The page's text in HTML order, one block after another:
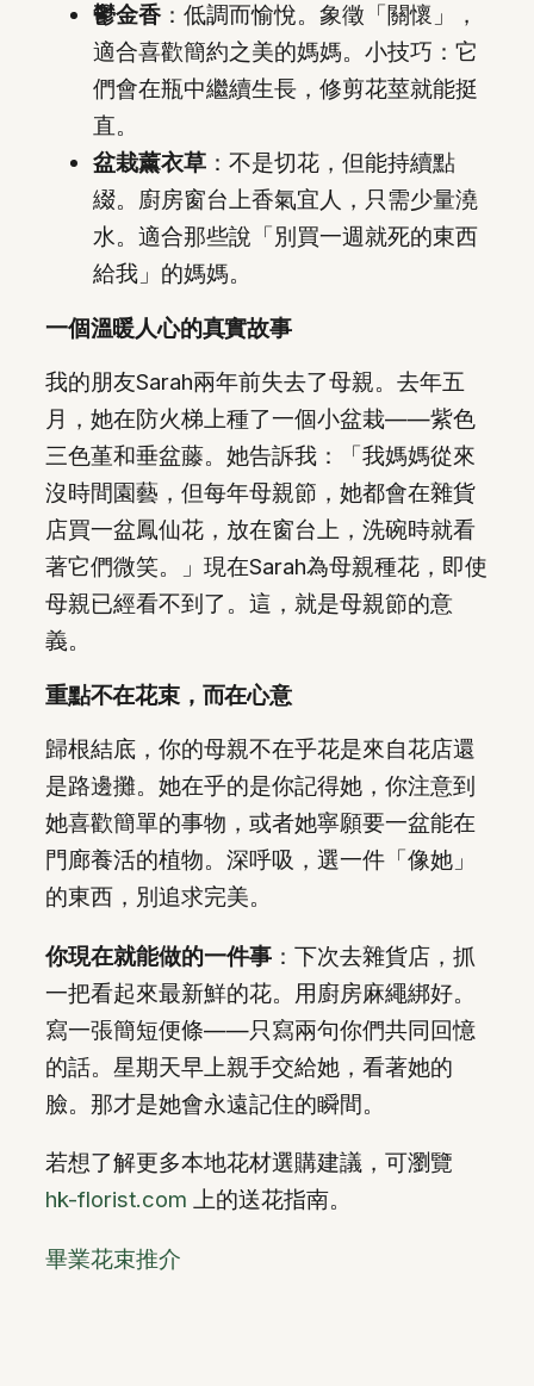
鬱金香：低調而愉悅。象徵「關懷」，
適合喜歡簡約之美的媽媽。小技巧：它
們會在瓶中繼續生長，修剪花莖就能挺
直。
盆栽薰衣草 ：不是切花，但能持續點
綴。廚房窗台上香氣宜人，只需少量澆
水。適合那些說「別買一週就死的東西
給我」的媽媽。
一個溫暖人心的真實故事
我的朋友Sarah兩年前失去了母親。去年五
月，她在防火梯上種了一個小盆栽——紫色
三色堇和垂盆藤。她告訴我：「我媽媽從來
沒時間園藝，但每年母親節，她都會在雜貨
店買一盆鳳仙花，放在窗台上，洗碗時就看
著它們微笑。」現在Sarah為母親種花，即使
母親已經看不到了。這，就是母親節的意
義。
重點不在花束，而在心意
歸根結底，你的母親不在乎花是來自花店還
是路邊攤。她在乎的是你記得她，你注意到
她喜歡簡單的事物，或者她寧願要一盆能在
門廊養活的植物。深呼吸，選一件「像她」
的東西，別追求完美。
你現在就能做的一件事 ：下次去雜貨店，抓
一把看起來最新鮮的花。用廚房麻繩綁好。
寫一張簡短便條——只寫兩句你們共同回憶
的話。星期天早上親手交給她，看著她的
臉。那才是她會永遠記住的瞬間。
若想了解更多本地花材選購建議，可瀏覽
hk-florist.com 上的送花指南。
畢業花束推介